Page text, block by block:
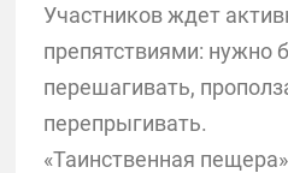
Участников ждет
препятствиями: нужно
перешагивать,
перепрыгивать.
«Таинственная